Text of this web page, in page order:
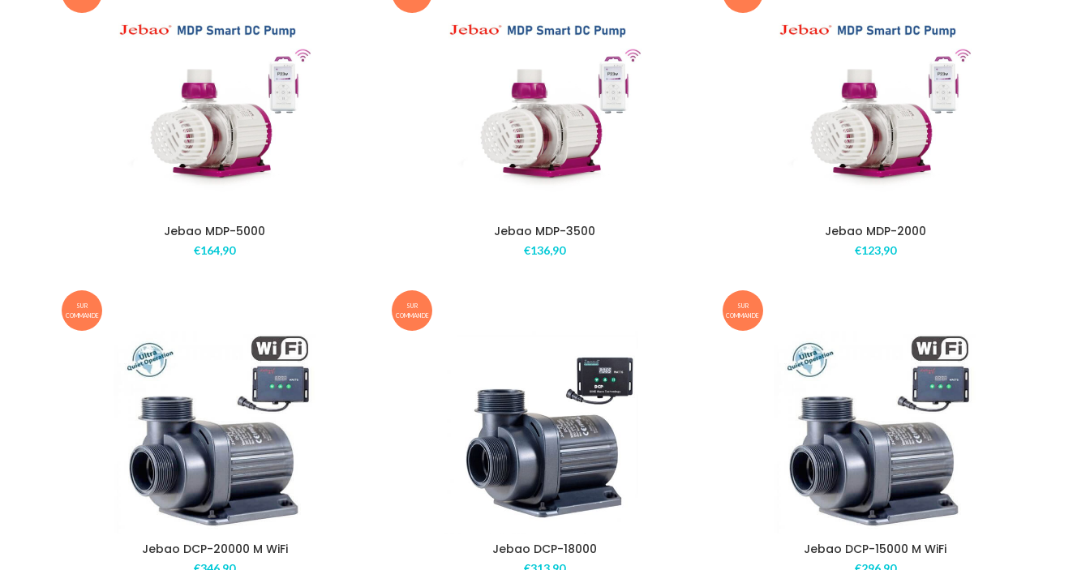
Jebao MDP-5000
€164,90
Jebao MDP-3500
€136,90
Jebao MDP-2000
€123,90
SUR
COMMANDE
Jebao DCP-20000 M WiFi
SUR
COMMANDE
Jebao DCP-18000
SUR
COMMANDE
Jebao DCP-15000 M WiFi